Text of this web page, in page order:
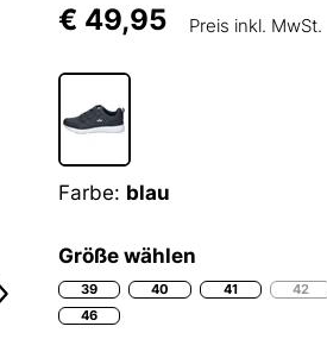
€ 49,95 Preis inkl. MwSt.
Farbe: blau
Größe wählen
39 40 41 42
46